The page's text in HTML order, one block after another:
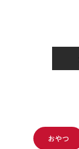
おやつ